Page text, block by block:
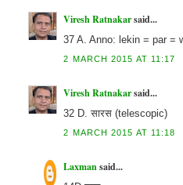
Viresh Ratnakarsaid...
37 A. Anno: lekin = par =
2 MARCH 2015 AT 11:17
Viresh Ratnakarsaid...
32 D. सारस (telescopic)
2 MARCH 2015 AT 11:18
Laxmansaid...